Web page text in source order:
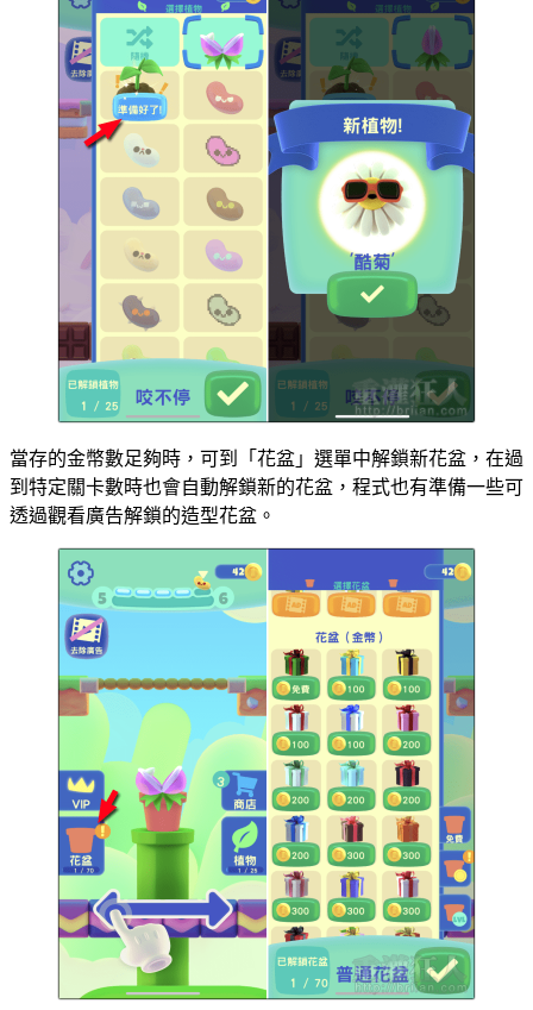
當存的金幣數足夠時，可到「花盆」選單中解鎖新花盆，在過
到特定關卡數時也會自動解鎖新的花盆，程式也有準備一些可
透過觀看廣告解鎖的造型花盆。